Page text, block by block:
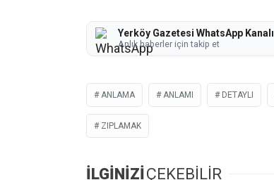
Yerköy Gazetesi WhatsApp Kanalı
Anlık haberler için takip et
ANLAMA ANLAMI DETAYLI
ZIPLAMAK
İLGİNİZİÇEKEBİLİR